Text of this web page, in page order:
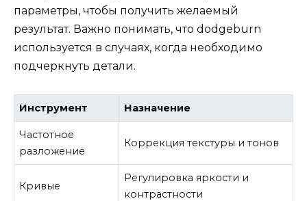
параметры, чтобы получить желаемый
результат. Важно понимать, что dodgeburn
используется в случаях, когда необходимо
подчеркнуть детали.
Инструмент Назначение
Частотное
разложение
Коррекция текстуры и тонов
Кривые
Регулировка яркости и
контрастности